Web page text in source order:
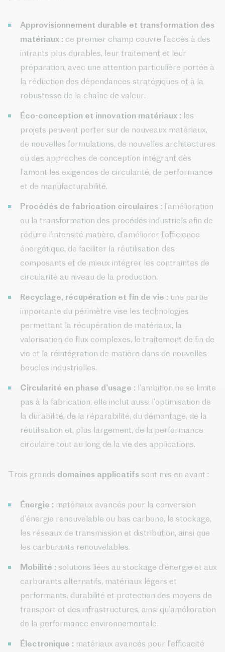
Approvisionnement durable et transformation des
matériaux : ce premier champ couvre l’accès à des
intrants plus durables, leur traitement et leur
préparation, avec une attention particulière portée à
la réduction des dépendances stratégiques et à la
robustesse de la chaîne de valeur.
Éco-conception et innovation matériaux : les
projets peuvent porter sur de nouveaux matériaux,
de nouvelles formulations, de nouvelles architectures
ou des approches de conception intégrant dès
l’amont les exigences de circularité, de performance
et de manufacturabilité.
Procédés de fabrication circulaires : l’amélioration
ou la transformation des procédés industriels afin de
réduire l’intensité matière, d’améliorer l’efficience
énergétique, de faciliter la réutilisation des
composants et de mieux intégrer les contraintes de
circularité au niveau de la production.
Recyclage, récupération et fin de vie : une partie
importante du périmètre vise les technologies
permettant la récupération de matériaux, la
valorisation de flux complexes, le traitement de fin de
vie et la réintégration de matière dans de nouvelles
boucles industrielles.
Circularité en phase d’usage : l’ambition ne se limite
pas à la fabrication, elle inclut aussi l’optimisation de
la durabilité, de la réparabilité, du démontage, de la
réutilisation et, plus largement, de la performance
circulaire tout au long de la vie des applications.
Trois grands domaines applicatifs sont mis en avant :
Énergie : matériaux avancés pour la conversion
d’énergie renouvelable ou bas carbone, le stockage,
les réseaux de transmission et distribution, ainsi que
les carburants renouvelables.
Mobilité : solutions liées au stockage d’énergie et aux
carburants alternatifs, matériaux légers et
performants, durabilité et protection des moyens de
transport et des infrastructures, ainsi qu’amélioration
de la performance environnementale.
Électronique : matériaux avancés pour l’efficacité